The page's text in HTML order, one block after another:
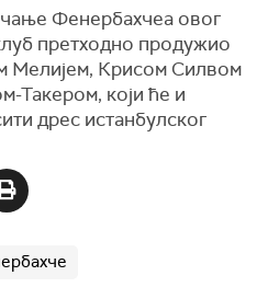
Фенербахчеа овог
претходно продужио
Мелијем, Крисом Силвом
Такером, који ће и
дрес истанбулског